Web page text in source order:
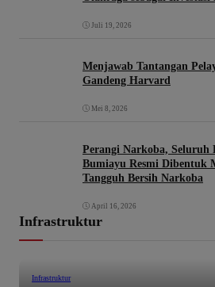
Juli 19, 2026
Menjawab Tantangan
Gandeng Harvard
Mei 8, 2026
Perangi Narkoba, Seluruh
Bumiayu Resmi Dibentuk
Tangguh Bersih Narkoba
April 16, 2026
Infrastruktur
Infrastruktur